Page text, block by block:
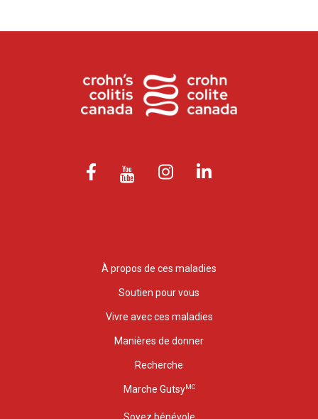
À propos de ces maladies
Soutien pour vous
Vivre avec ces maladies
Manières de donner
Recherche
Marche GutsyMC